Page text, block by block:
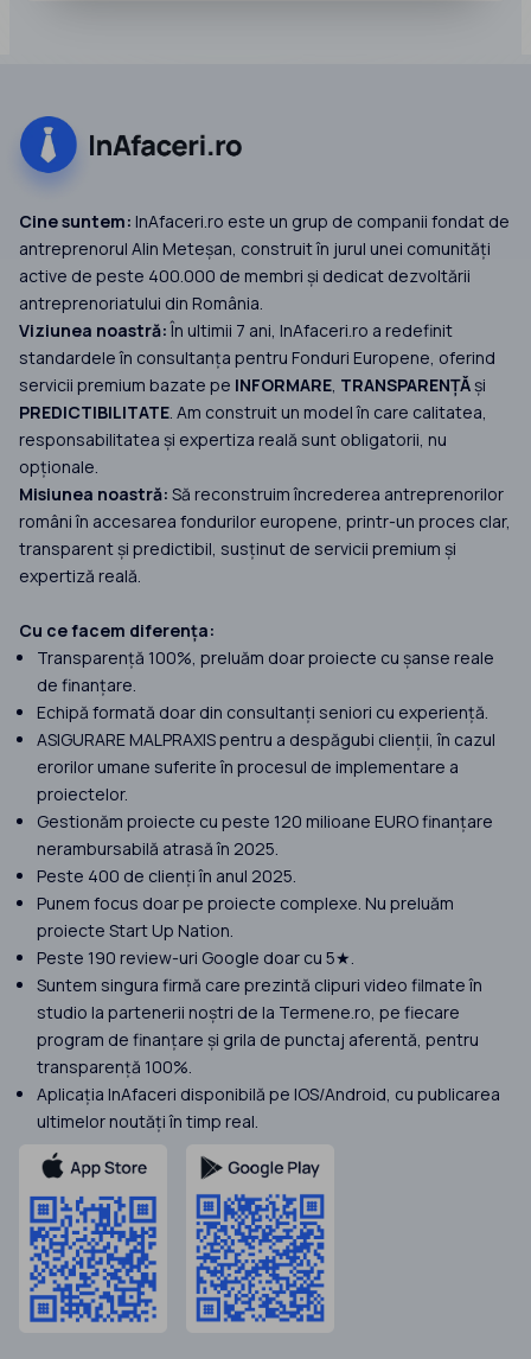
Cine suntem: InAfaceri.ro este un grup de companii fondat de
antreprenorul Alin Meteșan, construit în jurul unei comunități
active de peste 400.000 de membri și dedicat dezvoltării
antreprenoriatului din România.
Viziunea noastră:În ultimii 7 ani, InAfaceri.ro a redefinit
standardele în consultanța pentru Fonduri Europene, oferind
servicii premium bazate pe INFORMARE, TRANSPARENȚĂși
PREDICTIBILITATE. Am construit un model în care calitatea,
responsabilitatea și expertiza reală sunt obligatorii, nu
opționale.
Misiunea noastră: Să reconstruim încrederea antreprenorilor
români în accesarea fondurilor europene, printr-un proces clar,
transparent și predictibil, susținut de servicii premium și
expertiză reală.
Cu ce facem diferența:
Transparență 100%, preluăm doar proiecte cu șanse reale
de finanțare.
Echipă formată doar din consultanți seniori cu experiență.
ASIGURARE MALPRAXIS pentru a despăgubi clienții, în cazul
erorilor umane suferite în procesul de implementare a
proiectelor.
Gestionăm proiecte cu peste 120 milioane EURO finanțare
nerambursabilă atrasă în 2025.
Peste 400 de clienți în anul 2025.
Punem focus doar pe proiecte complexe. Nu preluăm
proiecte Start Up Nation.
Peste 190 review-uri Google doar cu 5★.
Suntem singura firmă care prezintă clipuri video filmate în
studio la partenerii noștri de la Termene.ro, pe fiecare
program de finanțare și grila de punctaj aferentă, pentru
transparență 100%.
Aplicația InAfaceri disponibilă pe IOS/Android, cu publicarea
ultimelor noutăți în timp real.